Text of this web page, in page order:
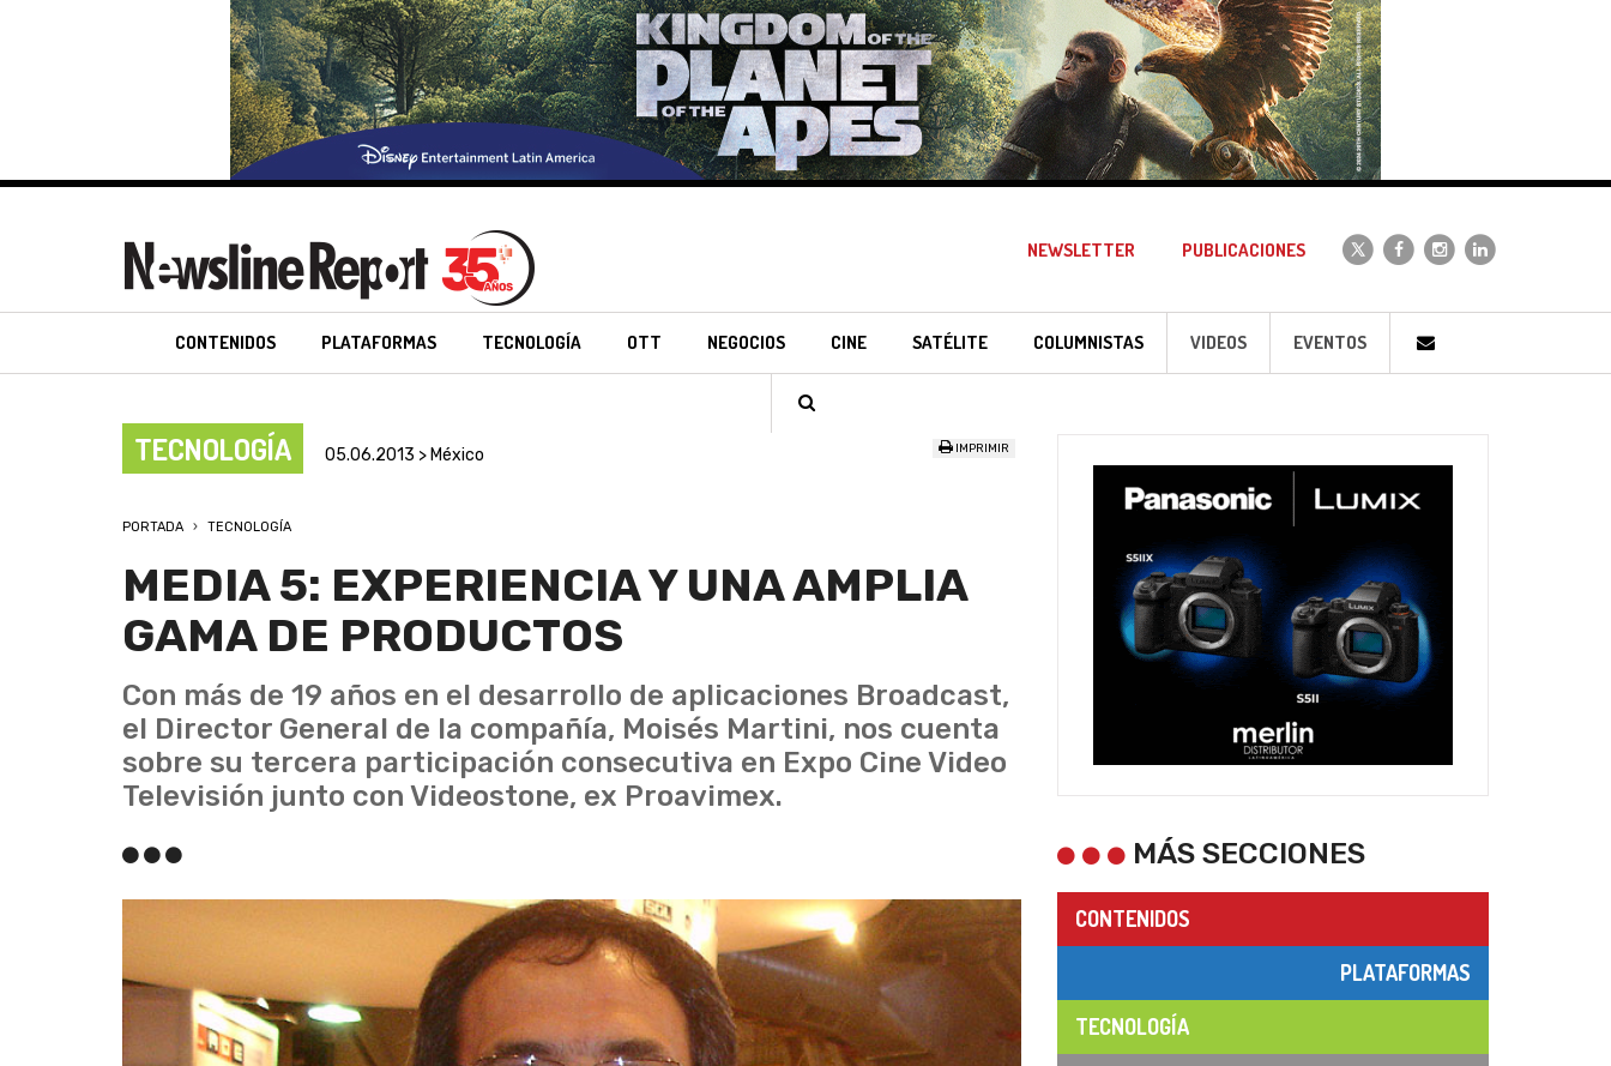
NEWSLETTER PUBLICACIONES
CONTENIDOS PLATAFORMAS TECNOLOGÍA OTT NEGOCIOS CINE SATÉLITE COLUMNISTAS VIDEOS EVENTOS
TECNOLOGÍA 05.06.2013 > México IMPRIMIR
PORTADA TECNOLOGÍA
MEDIA 5: EXPERIENCIA Y UNA AMPLIA
GAMA DE PRODUCTOS
Con más de 19 años en el desarrollo de aplicaciones Broadcast,
el Director General de la compañía, Moisés Martini, nos cuenta
sobre su tercera participación consecutiva en Expo Cine Video
Televisión junto con Videostone, ex Proavimex.
MÁS SECCIONES
CONTENIDOS
PLATAFORMAS
TECNOLOGÍA